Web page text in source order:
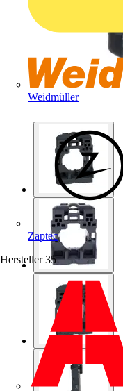
Weidmüller
Zaptec
Hersteller 35